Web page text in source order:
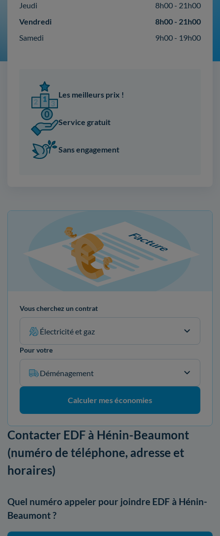
Jeudi
8h00 - 21h00
Vendredi
8h00 - 21h00
Samedi
9h00 - 19h00
Les meilleurs prix !
Service gratuit
Sans engagement
Vous cherchez un contrat
Électricité et gaz
Pour votre
Déménagement
Calculer mes économies
Contacter EDF à Hénin-Beaumont
(numéro de téléphone, adresse et
horaires)
Quel numéro appeler pour joindre EDF à Hénin-
Beaumont ?